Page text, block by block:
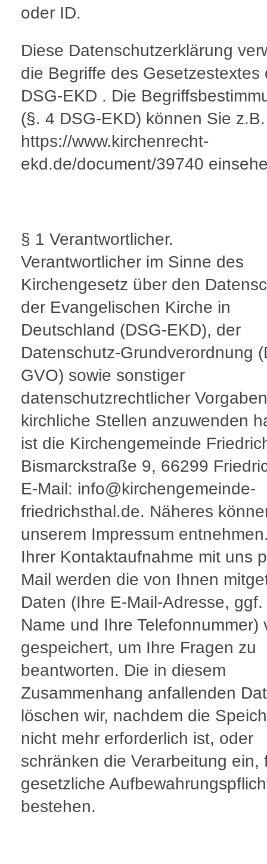
oder ID.
Diese Datenschutzerklärung
die Begriffe des Gesetzestextes
DSG-EKD . Die
(§. 4 DSG-EKD) können Sie
https://www.kirchenrecht-
ekd.de/document/39740
§ 1 Verantwortlicher.
Verantwortlicher im Sinne des
Kirchengesetz über den
der Evangelischen Kirche in
Deutschland (DSG-EKD), der
Datenschutz-Grundverordnung
GVO) sowie sonstiger
datenschutzrechtlicher
kirchliche Stellen anzuwenden
ist die Kirchengemeinde
Bismarckstraße 9, 66299
E-Mail: info@kirchengemeinde-
friedrichsthal.de. Näheres
unserem Impressum
Ihrer Kontaktaufnahme mit uns
Mail werden die von Ihnen
Daten (Ihre E-Mail-Adresse, ggf.
Name und Ihre Telefonnummer)
gespeichert, um Ihre Fragen zu
beantworten. Die in diesem
Zusammenhang anfallenden
löschen wir, nachdem die
nicht mehr erforderlich ist, oder
schränken die Verarbeitung ein,
gesetzliche
bestehen.